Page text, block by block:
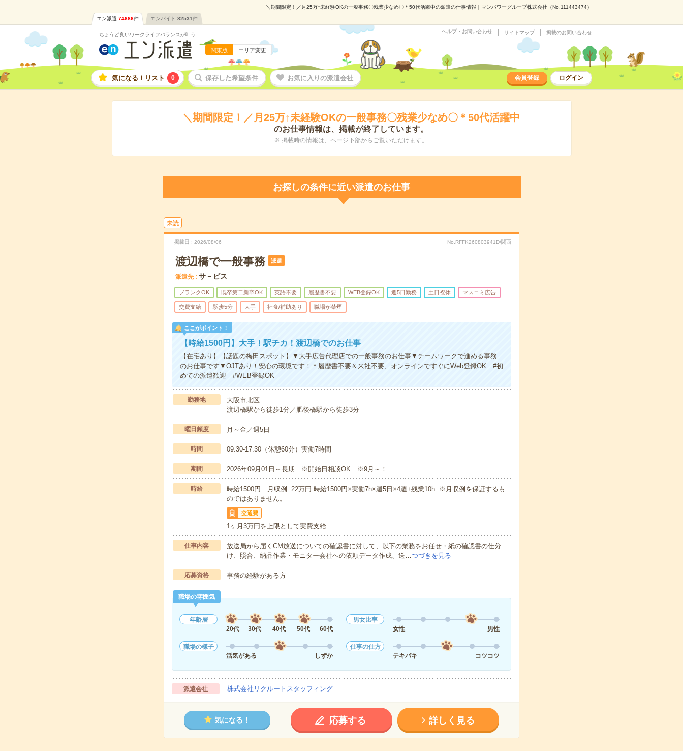
＼期間限定！／月25万↑未経験OKの一般事務〇残業少なめ〇＊50代活躍中の派遣の仕事情報｜マンパワーグループ株式会社（No.111443474）
エン派遣 74686件 エンバイト 82531件
ちょうど良いワークライフバランスが叶う
関東版 エリア変更
ヘルプ・お問い合わせ サイトマップ 掲載のお問い合わせ
気になる！リスト 0 保存した希望条件 お気に入りの派遣会社 会員登録 ログイン
＼期間限定！／月25万↑未経験OKの一般事務〇残業少なめ〇＊50代活躍中
のお仕事情報は、掲載が終了しています。
※ 掲載時の情報は、ページ下部からご覧いただけます。
お探しの条件に近い派遣のお仕事
未読
掲載日 2026/08/06 No.RFFK260803941D/関西
渡辺橋で一般事務 派遣
派遣先 サ－ビス
ブランクOK 既卒第二新卒OK 英語不要 履歴書不要 WEB登録OK 週5日勤務 土日祝休 マスコミ広告
交費支給 駅歩5分 大手 社食/補助あり 職場が禁煙
ここがポイント！
【時給1500円】大手！駅チカ！渡辺橋でのお仕事
【在宅あり】【話題の梅田スポット】▼大手広告代理店での一般事務のお仕事▼チームワークで進める事務
のお仕事です▼OJTあり！安心の環境です！＊履歴書不要＆来社不要、オンラインですぐにWeb登録OK #初
めての派遣歓迎 #WEB登録OK
勤務地
大阪市北区
渡辺橋駅から徒歩1分／肥後橋駅から徒歩3分
曜日頻度 月～金／週5日
時間 09:30-17:30（休憩60分）実働7時間
期間 2026年09月01日～長期 ※開始日相談OK ※9月～！
時給
時給1500円 月収例 22万円 時給1500円×実働7h×週5日×4週+残業10h ※月収例を保証するも
のではありません。
交通費
1ヶ月3万円を上限として実費支給
仕事内容
放送局から届くCM放送についての確認書に対して、以下の業務をお任せ・紙の確認書の仕分
け、照合、納品作業・モニター会社への依頼データ作成、送…つづきを見る
応募資格 事務の経験がある方
職場の雰囲気
年齢層
20代
30代 40代 50代 60代
男女比率
女性
男性
職場の様子
活気がある
しずか
仕事の仕方
テキパキ
コツコツ
派遣会社 株式会社リクルートスタッフィング
気になる！ 応募する 詳しく見る